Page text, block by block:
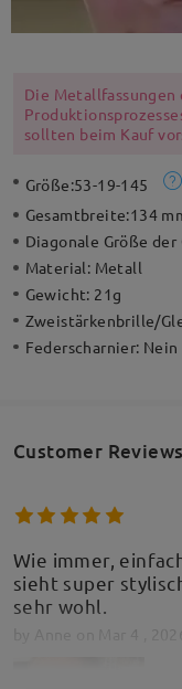
Die
sollten beim Kauf
Größe:53-19-145
Gesamtbreite:134
Diagonale Größe der
Material: Metall
Gewicht: 21g
Zweistärkenbrille/
Federscharnier: Nein
Customer
Wie immer,
sieht super
sehr wohl.